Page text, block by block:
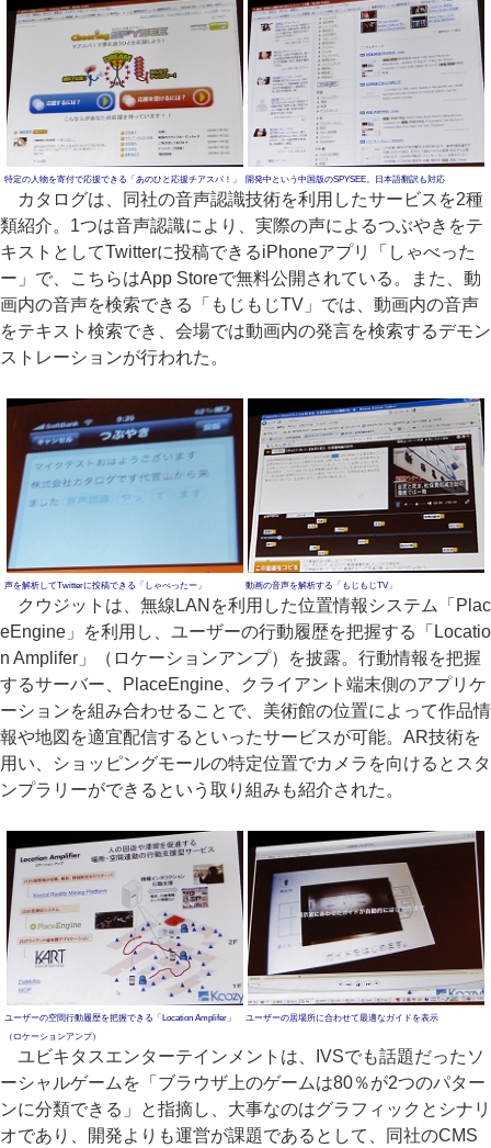
特定の人物を寄付で応援できる「あのひと応援チアスパ！」 開発中という中国版のSPYSEE。日本語翻訳も対応
カタログは、同社の音声認識技術を利用したサービスを2種
類紹介。1つは音声認識により、実際の声によるつぶやきをテ
キストとしてTwitterに投稿できるiPhoneアプリ「しゃべった
ー」で、こちらはApp Storeで無料公開されている。また、動
画内の音声を検索できる「もじもじTV」では、動画内の音声
をテキスト検索でき、会場では動画内の発言を検索するデモン
ストレーションが行われた。
声を解析してTwitterに投稿できる「しゃべったー」 動画の音声を解析する「もじもじTV」
クウジットは、無線LANを利用した位置情報システム「Plac
eEngine」を利用し、ユーザーの行動履歴を把握する「Locatio
n Amplifer」（ロケーションアンプ）を披露。行動情報を把握
するサーバー、PlaceEngine、クライアント端末側のアプリケ
ーションを組み合わせることで、美術館の位置によって作品情
報や地図を適宜配信するといったサービスが可能。AR技術を
用い、ショッピングモールの特定位置でカメラを向けるとスタ
ンプラリーができるという取り組みも紹介された。
ユーザーの空間行動履歴を把握できる「Location Amplifer」
（ロケーションアンプ）
ユーザーの居場所に合わせて最適なガイドを表示
ユビキタスエンターテインメントは、IVSでも話題だったソ
ーシャルゲームを「ブラウザ上のゲームは80％が2つのパター
ンに分類できる」と指摘し、大事なのはグラフィックとシナリ
オであり、開発よりも運営が課題であるとして、同社のCMS